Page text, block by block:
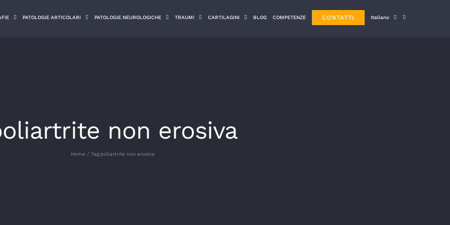
PATOLOGIE ARTICOLARI PATOLOGIE NEUROLOGICHE TRAUMI CARTILAGINI BLOG COMPETENZE CONTATTI Italiano
non erosiva
Home Tag:poliartrite non erosiva